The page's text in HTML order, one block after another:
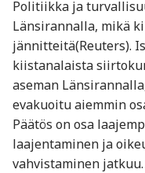
Politiikka ja
Länsirannalla, mikä
jännitteitä(Reuters).
kiistanalaista
aseman
evakuoitu aiemmin
Päätös on osa
laajentaminen ja
vahvistaminen